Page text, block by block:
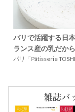
パリで活躍する日
ランス産の乳だか
パリ「Pâtisserie